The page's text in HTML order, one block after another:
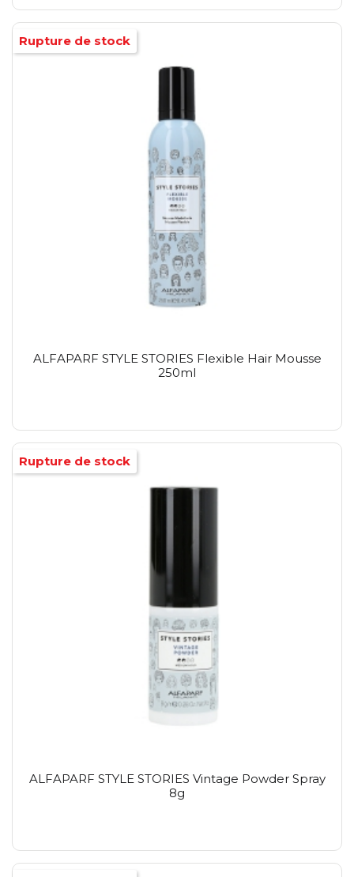
ALFAPARF STYLE STORIES Flexible Hair Mousse
250ml
Rupture de stock
ALFAPARF STYLE STORIES Vintage Powder Spray
8g
Rupture de stock